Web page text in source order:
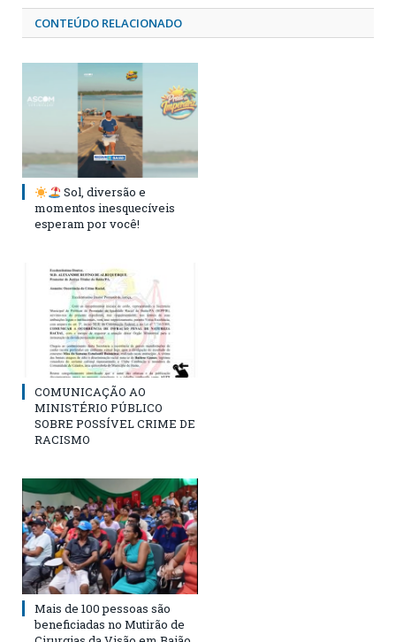
CONTEÚDO RELACIONADO
Sol, diversão e
momentos inesquecíveis
esperam por você!
COMUNICAÇÃO AO
MINISTÉRIO PÚBLICO
SOBRE POSSÍVEL CRIME DE
RACISMO
Mais de 100 pessoas são
beneficiadas no Mutirão de